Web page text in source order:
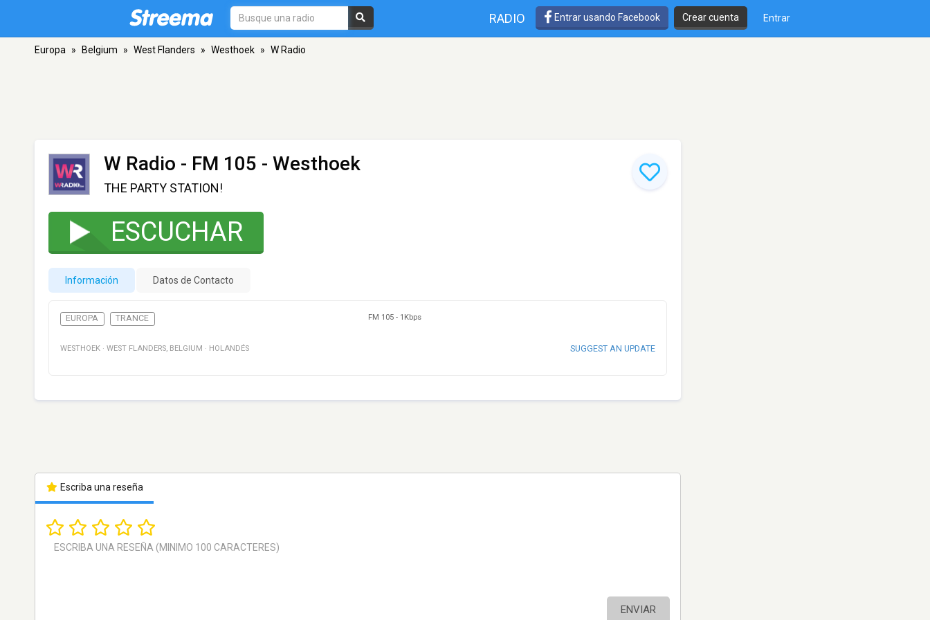
RADIO Entrar usando Facebook Crear cuenta Entrar
Europa » Belgium » West Flanders » Westhoek » W Radio
W Radio - FM 105 - Westhoek
THE PARTY STATION!
ESCUCHAR
Información Datos de Contacto
EUROPA TRANCE FM 105 - 1Kbps
WESTHOEK · WEST FLANDERS, BELGIUM · HOLANDÉS SUGGEST AN UPDATE
Escriba una reseña
ENVIAR